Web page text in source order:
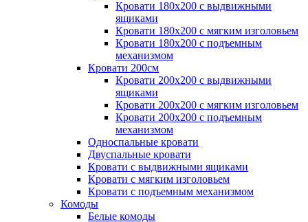
Кровати 180х200 с выдвижными
ящиками
Кровати 180х200 с мягким изголовьем
Кровати 180х200 с подъемным
механизмом
Кровати 200см
Кровати 200х200 с выдвижными
ящиками
Кровати 200х200 с мягким изголовьем
Кровати 200х200 с подъемным
механизмом
Односпальные кровати
Двуспальные кровати
Кровати с выдвижными ящиками
Кровати с мягким изголовьем
Кровати с подъемным механизмом
Комоды
Белые комоды